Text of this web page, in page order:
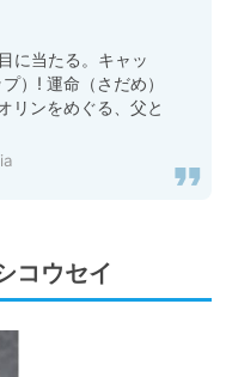
に当たる。キャッ
）! 運命（さだめ）
リンをめぐる、父と
コウセイ